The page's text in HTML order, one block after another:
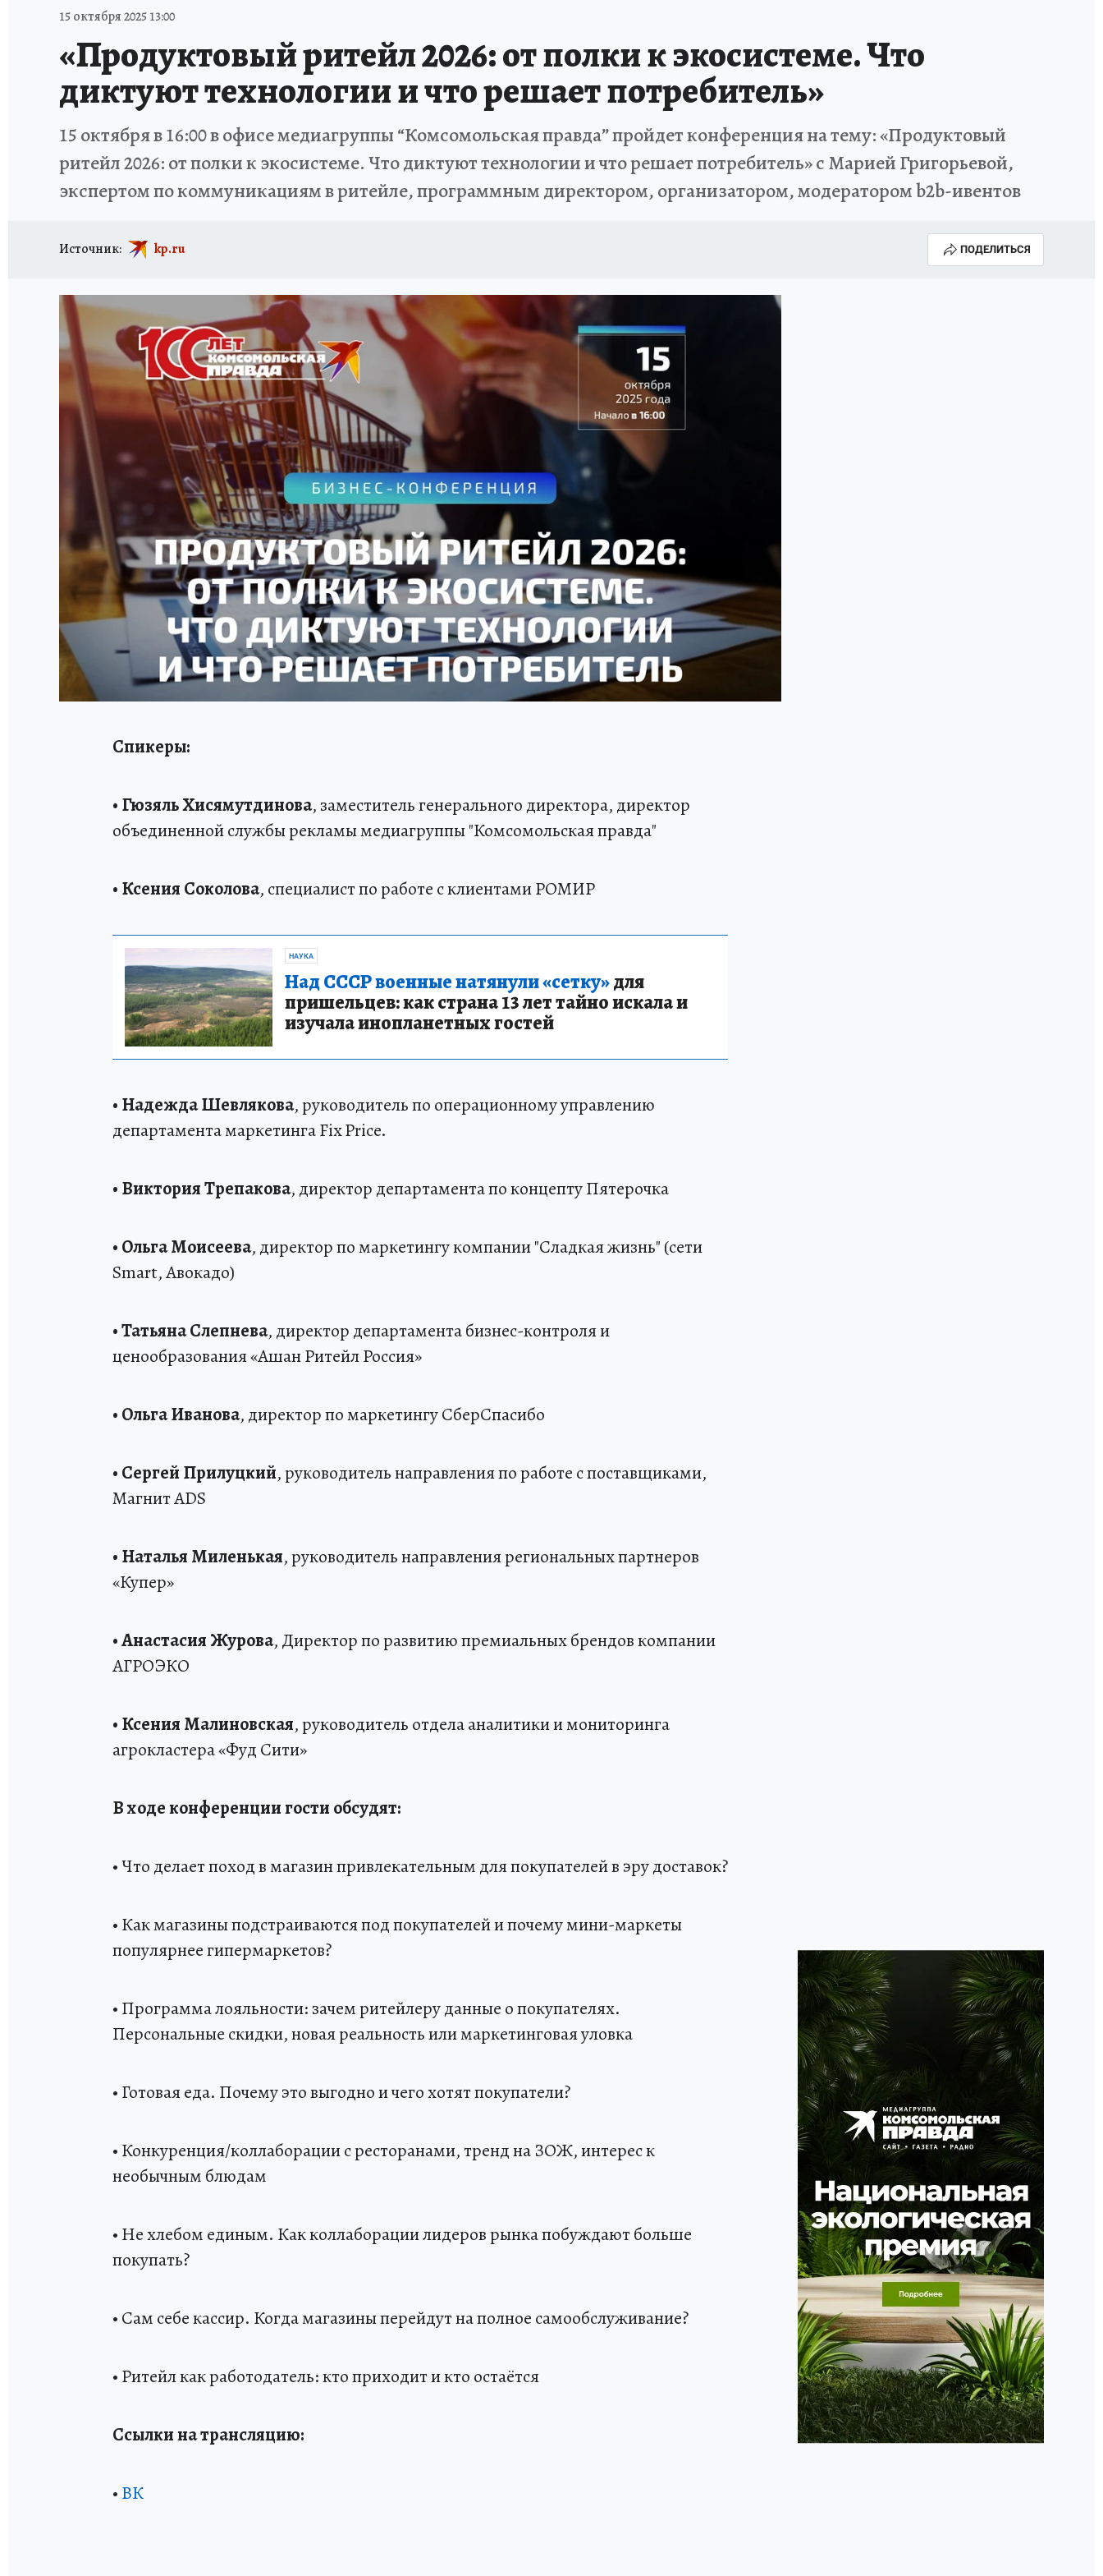
ИСПЫТАНО НА СЕБЕ
15 октября 2025 13:00
«Продуктовый ритейл 2026: от полки к экосистеме. Что
диктуют технологии и что решает потребитель»
15 октября в 16:00 в офисе медиагруппы “Комсомольская правда” пройдет конференция на тему: «Продуктовый
ритейл 2026: от полки к экосистеме. Что диктуют технологии и что решает потребитель» с Марией Григорьевой,
экспертом по коммуникациям в ритейле, программным директором, организатором, модератором b2b-ивентов
Источник: kp.ru ПОДЕЛИТЬСЯ
Спикеры:
• Гюзяль Хисямутдинова, заместитель генерального директора, директор
объединенной службы рекламы медиагруппы "Комсомольская правда"
• Ксения Соколова, специалист по работе с клиентами РОМИР
НАУКА
Над СССР военные натянули «сетку»для
пришельцев: как страна 13 лет тайно искала и
изучала инопланетных гостей
• Надежда Шевлякова, руководитель по операционному управлению
департамента маркетинга Fix Price.
• Виктория Трепакова, директор департамента по концепту Пятерочка
• Ольга Моисеева, директор по маркетингу компании "Сладкая жизнь" (сети
Smart, Авокадо)
•Татьяна Слепнева, директор департамента бизнес-контроля и
ценообразования «Ашан Ритейл Россия»
• Ольга Иванова, директор по маркетингу СберСпасибо
• Сергей Прилуцкий, руководитель направления по работе с поставщиками,
Магнит ADS
• Наталья Миленькая, руководитель направления региональных партнеров
«Купер»
•Анастасия Журова, Директор по развитию премиальных брендов компании
АГРОЭКО
• Ксения Малиновская, руководитель отдела аналитики и мониторинга
агрокластера «Фуд Сити»
В ходе конференции гости обсудят:
• Что делает поход в магазин привлекательным для покупателей в эру доставок?
• Как магазины подстраиваются под покупателей и почему мини-маркеты
популярнее гипермаркетов?
• Программа лояльности: зачем ритейлеру данные о покупателях.
Персональные скидки, новая реальность или маркетинговая уловка
• Готовая еда. Почему это выгодно и чего хотят покупатели?
• Конкуренция/коллаборации с ресторанами, тренд на ЗОЖ, интерес к
необычным блюдам
• Не хлебом единым. Как коллаборации лидеров рынка побуждают больше
покупать?
• Сам себе кассир. Когда магазины перейдут на полное самообслуживание?
• Ритейл как работодатель: кто приходит и кто остаётся
Ссылки на трансляцию:
• ВК